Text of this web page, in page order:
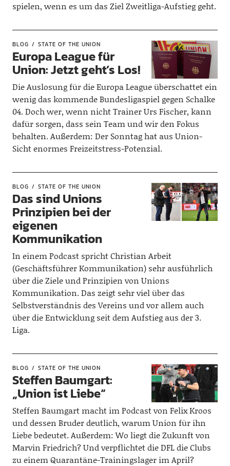
spielen, wenn es um das Ziel Zweitliga-Aufstieg geht.
BLOG STATE OF THE UNION
Europa League für
Union: Jetzt geht’s Los!
Die Auslosung für die Europa League überschattet ein
wenig das kommende Bundesligaspiel gegen Schalke
04. Doch wer, wenn nicht Trainer Urs Fischer, kann
dafür sorgen, dass sein Team und wir den Fokus
behalten. Außerdem: Der Sonntag hat aus Union-
Sicht enormes Freizeitstress-Potenzial.
BLOG STATE OF THE UNION
Das sind Unions
Prinzipien bei der
eigenen
Kommunikation
In einem Podcast spricht Christian Arbeit
(Geschäftsführer Kommunikation) sehr ausführlich
über die Ziele und Prinzipien von Unions
Kommunikation. Das zeigt sehr viel über das
Selbstverständnis des Vereins und vor allem auch
über die Entwicklung seit dem Aufstieg aus der 3.
Liga.
BLOG STATE OF THE UNION
Steffen Baumgart:
„Union ist Liebe“
Steffen Baumgart macht im Podcast von Felix Kroos
und dessen Bruder deutlich, warum Union für ihn
Liebe bedeutet. Außerdem: Wo liegt die Zukunft von
Marvin Friedrich? Und verpflichtet die DFL die Clubs
zu einem Quarantäne-Trainingslager im April?